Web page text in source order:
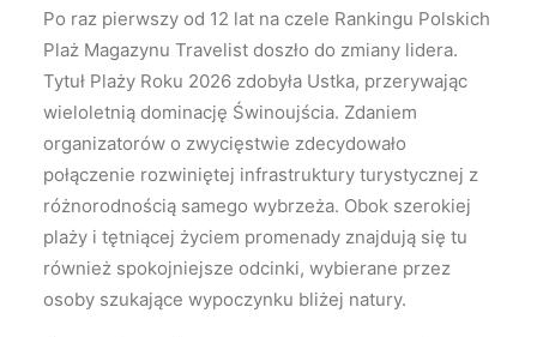
Po raz pierwszy od 12 lat na czele Rankingu Polskich
Plaż Magazynu Travelist doszło do zmiany lidera.
Tytuł Plaży Roku 2026 zdobyła Ustka, przerywając
wieloletnią dominację Świnoujścia. Zdaniem
organizatorów o zwycięstwie zdecydowało
połączenie rozwiniętej infrastruktury turystycznej z
różnorodnością samego wybrzeża. Obok szerokiej
plaży i tętniącej życiem promenady znajdują się tu
również spokojniejsze odcinki, wybierane przez
osoby szukające wypoczynku bliżej natury.